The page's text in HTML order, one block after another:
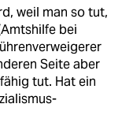
weil man so tut,
bei
Seite aber
tut. Hat ein